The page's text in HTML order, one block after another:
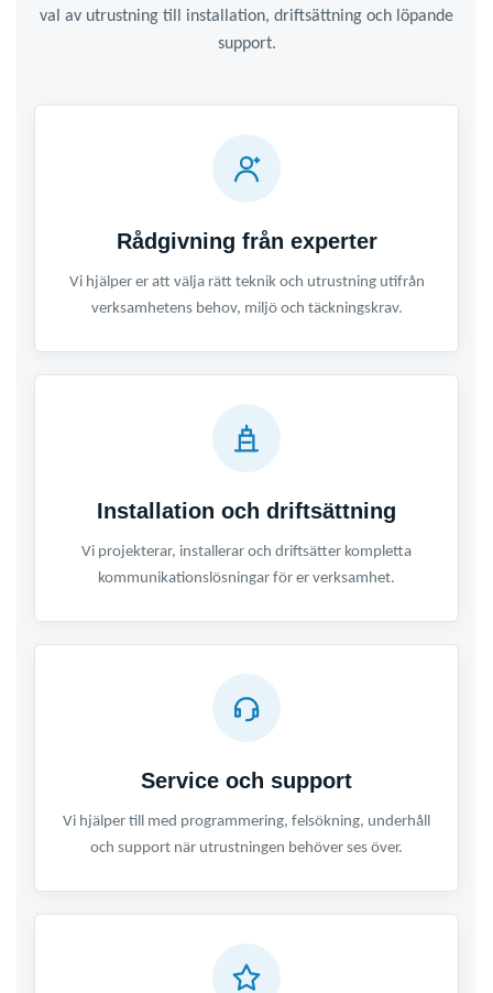
val av utrustning till installation, driftsättning och löpande
support.
Rådgivning från experter
Vi hjälper er att välja rätt teknik och utrustning utifrån
verksamhetens behov, miljö och täckningskrav.
Installation och driftsättning
Vi projekterar, installerar och driftsätter kompletta
kommunikationslösningar för er verksamhet.
Service och support
Vi hjälper till med programmering, felsökning, underhåll
och support när utrustningen behöver ses över.